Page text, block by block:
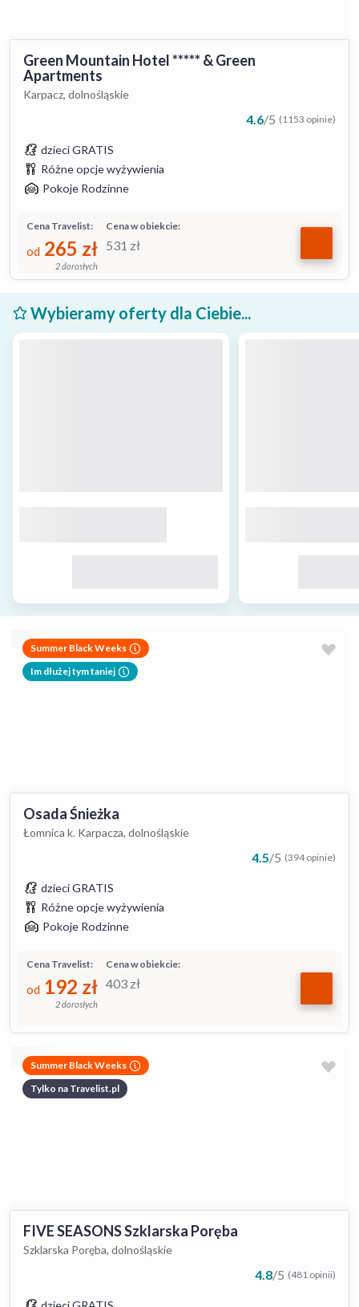
Green Mountain Hotel ***** & Green
Apartments
Karpacz, dolnośląskie
4.6/5 (1153 opinie)
dzieci GRATIS
Różne opcje wyżywienia
Pokoje Rodzinne
Cena w obiekcie:
531 zł
Cena Travelist:
od 265 zł
2 dorosłych
Wybieramy oferty dla Ciebie...
Summer Black Weeks
Im dłużej tym taniej
Osada Śnieżka
Łomnica k. Karpacza, dolnośląskie
4.5/5 (394 opinie)
dzieci GRATIS
Różne opcje wyżywienia
Pokoje Rodzinne
Cena w obiekcie:
403 zł
Cena Travelist:
od 192 zł
2 dorosłych
Summer Black Weeks
Tylko na Travelist.pl
FIVE SEASONS Szklarska Poręba
Szklarska Poręba, dolnośląskie
4.8/5 (481 opinii)